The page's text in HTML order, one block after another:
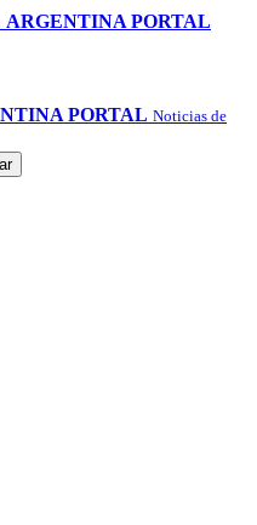
ARGENTINA PORTAL
PORTAL Noticias de